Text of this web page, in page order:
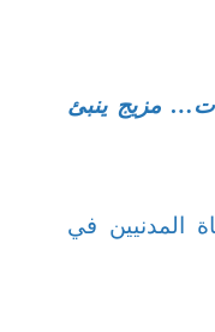
مزيج ينبئ
المدنيين في